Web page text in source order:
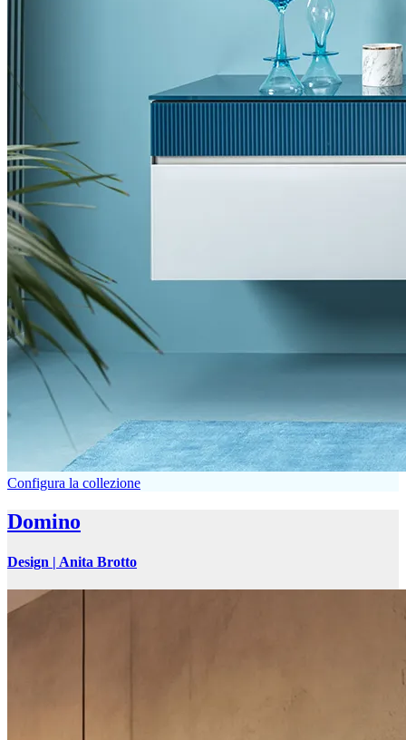
Configura la collezione
Domino
Design | Anita Brotto